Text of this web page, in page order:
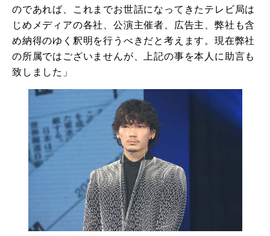
のであれば、これまでお世話になってきたテレビ局は
じめメディアの各社、公演主催者、広告主、弊社も含
め納得のゆく釈明を行うべきだと考えます。現在弊社
の所属ではございませんが、上記の事を本人に助言も
致しました」